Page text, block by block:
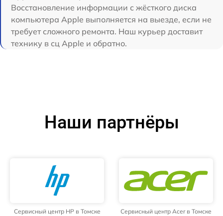
Восстановление информации с жёсткого диска
компьютера Apple выполняется на выезде, если не
требует сложного ремонта. Наш курьер доставит
технику в сц Apple и обратно.
Наши партнёры
Сервисный центр HP в Томске Сервисный центр Acer в Томске